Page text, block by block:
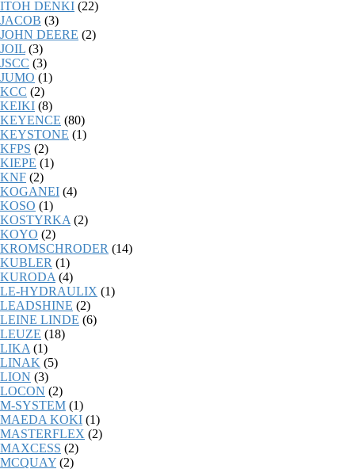
ITOH DENKI (22)
JACOB (3)
JOHN DEERE (2)
JOIL (3)
JSCC (3)
JUMO (1)
KCC (2)
KEIKI (8)
KEYENCE (80)
KEYSTONE (1)
KFPS (2)
KIEPE (1)
KNF (2)
KOGANEI (4)
KOSO (1)
KOSTYRKA (2)
KOYO (2)
KROMSCHRODER (14)
KUBLER (1)
KURODA (4)
LE-HYDRAULIX (1)
LEADSHINE (2)
LEINE LINDE (6)
LEUZE (18)
LIKA (1)
LINAK (5)
LION (3)
LOCON (2)
M-SYSTEM (1)
MAEDA KOKI (1)
MASTERFLEX (2)
MAXCESS (2)
MCQUAY (2)